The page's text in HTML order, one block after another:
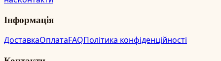
Інформація
ДоставкаОплатаFAQПолітика конфіденційності